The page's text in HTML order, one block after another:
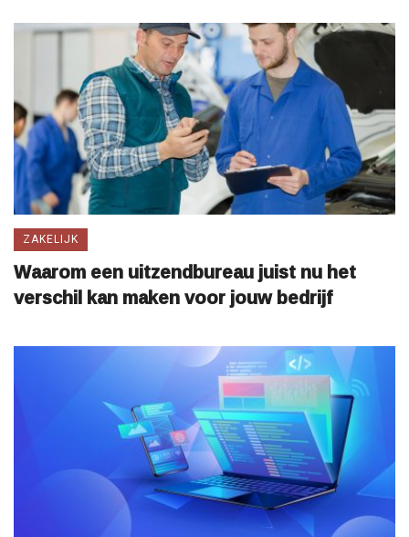
ZAKELIJK
Waarom een uitzendbureau juist nu het
verschil kan maken voor jouw bedrijf